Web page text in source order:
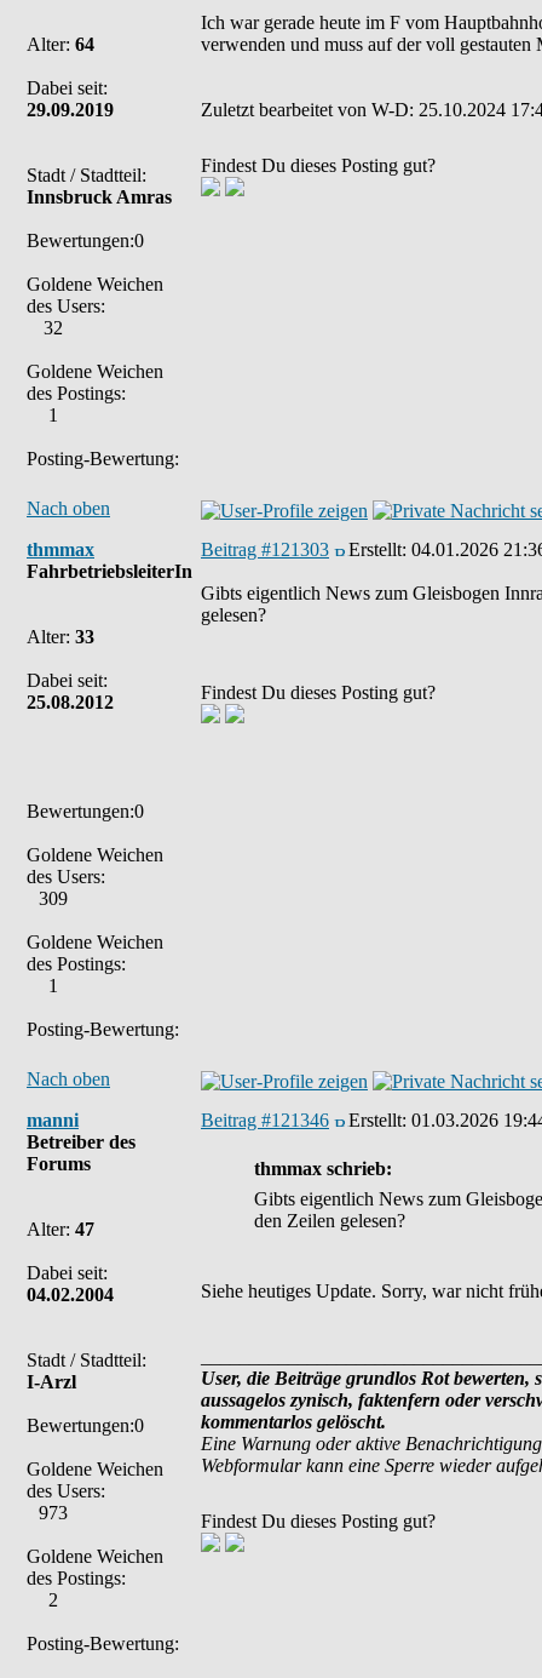
Alter: 64
Dabei seit:
29.09.2019
Stadt / Stadtteil:
Innsbruck Amras
Bewertungen:0
Goldene Weichen
des Users:
32
Goldene Weichen
des Postings:
1
Posting-Bewertung:
Ich war gerade heute im F vom
verwenden und muss auf der voll
Zuletzt bearbeitet von W-D: 25.10.2024
Findest Du dieses Posting gut?
Nach oben
thmmax
FahrbetriebsleiterIn
Alter: 33
Dabei seit:
25.08.2012
Bewertungen:0
Goldene Weichen
des Users:
309
Goldene Weichen
des Postings:
1
Posting-Bewertung:
Beitrag #121303 Erstellt: 04.01.2026
Gibts eigentlich News zum Gleisbogen
gelesen?
Findest Du dieses Posting gut?
Nach oben
manni
Betreiber des
Forums
Alter: 47
Dabei seit:
04.02.2004
Stadt / Stadtteil:
I-Arzl
Bewertungen:0
Goldene Weichen
des Users:
973
Goldene Weichen
des Postings:
2
Posting-Bewertung:
Beitrag #121346 Erstellt: 01.03.2026
thmmax schrieb:
Gibts eigentlich News zum
den Zeilen gelesen?
Siehe heutiges Update. Sorry, war nicht
User, die Beiträge grundlos Rot
aussagelos zynisch, faktenfern oder
kommentarlos gelöscht.
Eine Warnung oder aktive
Webformular kann eine Sperre wieder
Findest Du dieses Posting gut?